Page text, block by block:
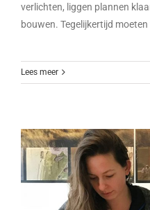
verlichten, liggen plannen
bouwen. Tegelijkertijd moeten
Lees meer